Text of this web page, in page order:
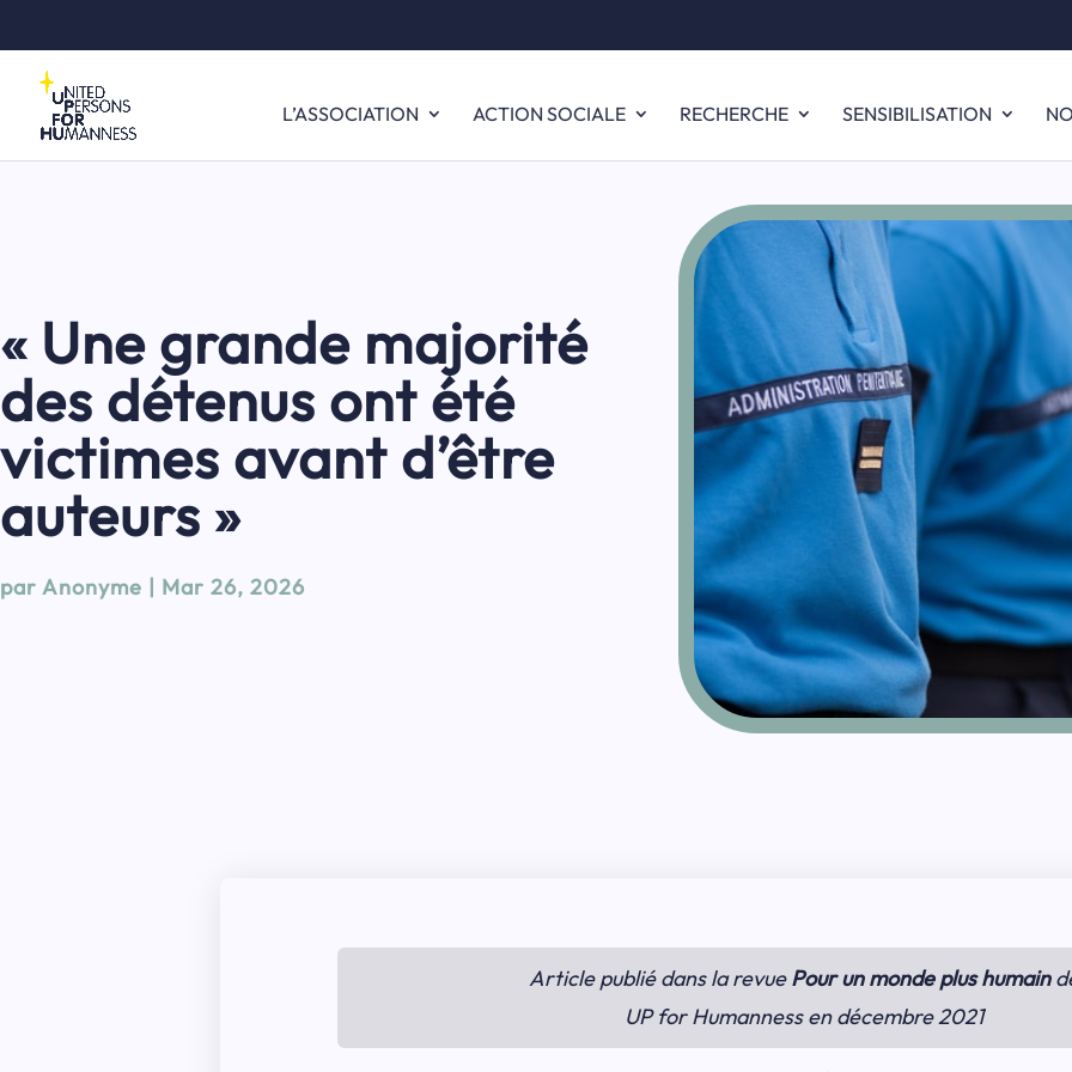
L’ASSOCIATION ACTION SOCIALE RECHERCHE SENSIBILISATION
« Une grande majorité
des détenus ont été
victimes avant d’être
auteurs »
par Anonyme | Mar 26, 2026
Article publié dans la revuePour un monde plus humain
UP for Humanness en décembre 2021